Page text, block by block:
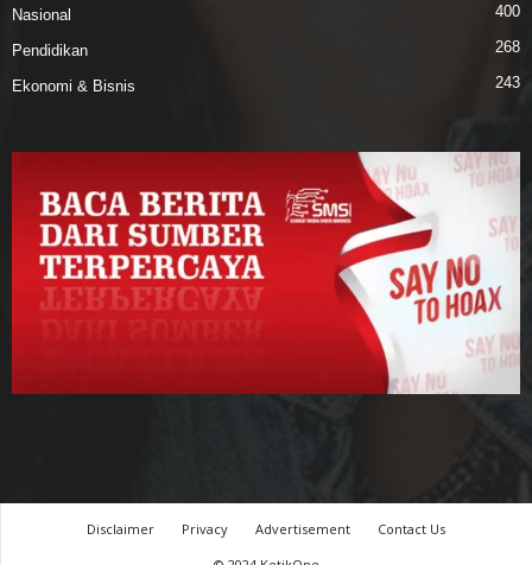
Nasional 400
Pendidikan 268
Ekonomi & Bisnis 243
Disclaimer Privacy Advertisement
Contact Us